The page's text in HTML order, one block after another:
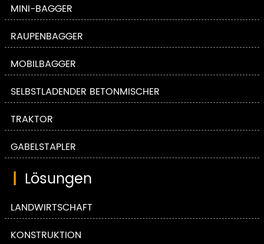
MINI-BAGGER
RAUPENBAGGER
MOBILBAGGER
SELBSTLADENDER BETONMISCHER
TRAKTOR
GABELSTAPLER
| Lösungen
LANDWIRTSCHAFT
KONSTRUKTION